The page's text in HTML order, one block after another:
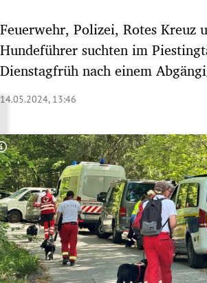
Untermenü
Untermenü
Untermenü
Untermenü
Untermenü
Untermenü
Feuerwehr, Polizei, Rotes Kreuz
Hundeführer suchten im
Dienstagfrüh nach einem
14.05.2024, 13:46
Copyright-Hinweis öffnen/schließen